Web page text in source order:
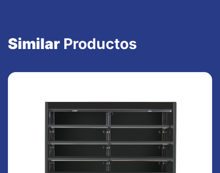
Similar Productos